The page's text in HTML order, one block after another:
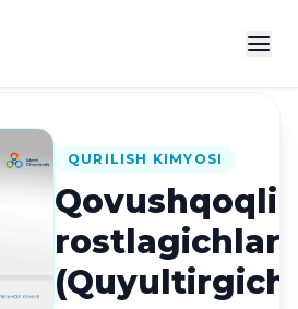
QURILISH KIMYOSI
rostlagichlari